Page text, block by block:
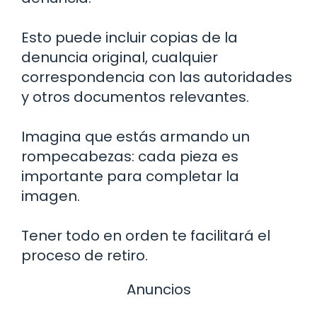
Esto puede incluir copias de la
denuncia original, cualquier
correspondencia con las autoridades
y otros documentos relevantes.
Imagina que estás armando un
rompecabezas: cada pieza es
importante para completar la
imagen.
Tener todo en orden te facilitará el
proceso de retiro.
Anuncios